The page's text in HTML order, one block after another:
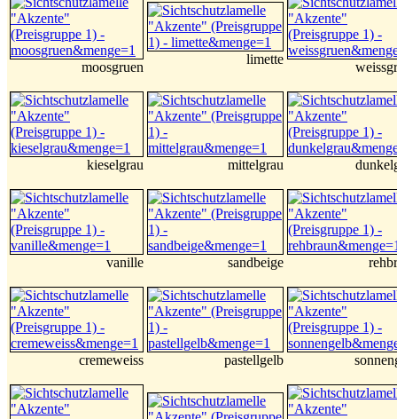
moosgruen
limette
kieselgrau mittelgrau
vanille sandbeige
cremeweiss pastellgelb